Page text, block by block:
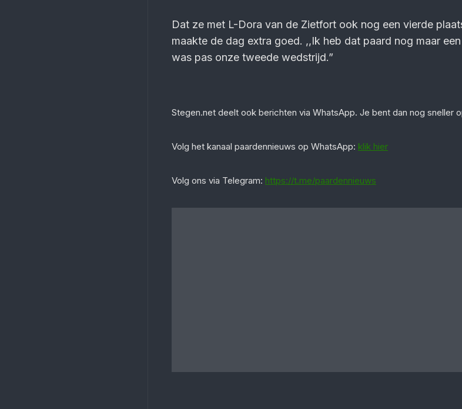
Dat ze met L-Dora van de Zietfort ook nog een vierde
maakte de dag extra goed. ,,Ik heb dat paard nog maar
was pas onze tweede wedstrijd.”
Stegen.net deelt ook berichten via WhatsApp. Je bent dan nog sneller
‎Volg het kanaal paardennieuws op WhatsApp: klik hier
Volg ons via Telegram: https://t.me/paardennieuws